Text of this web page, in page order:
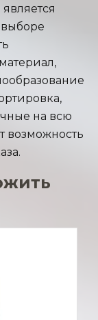
на всю
возможность